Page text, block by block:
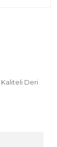
Kaliteli Deri